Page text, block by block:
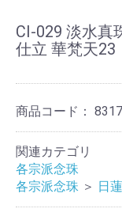
CI-029 淡水真
仕立 華梵天23
商品コード：
関連カテゴリ
各宗派念珠
各宗派念珠 ＞ 日